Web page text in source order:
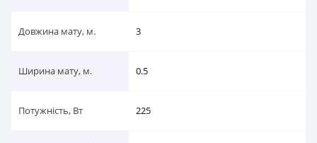
Довжина мату, м. 3
Ширина мату, м. 0.5
Потужність, Вт 225